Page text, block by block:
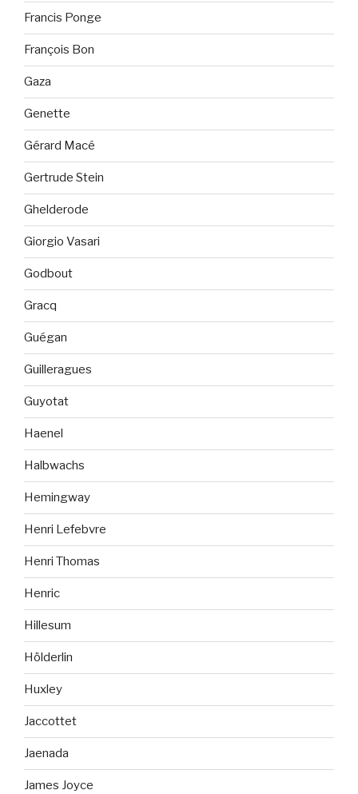
Francis Ponge
François Bon
Gaza
Genette
Gérard Macé
Gertrude Stein
Ghelderode
Giorgio Vasari
Godbout
Gracq
Guégan
Guilleragues
Guyotat
Haenel
Halbwachs
Hemingway
Henri Lefebvre
Henri Thomas
Henric
Hillesum
Hölderlin
Huxley
Jaccottet
Jaenada
James Joyce